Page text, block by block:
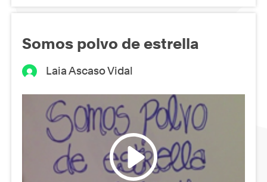
Somos polvo de estrella
Laia Ascaso Vidal